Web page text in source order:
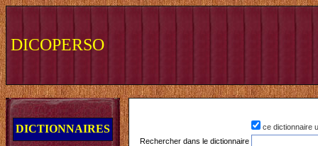
DICOPERSO
DICTIONNAIRES
ce dictionnaire
Rechercher dans le dictionnaire